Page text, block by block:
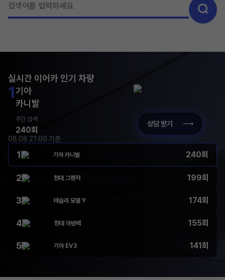
검색어를 입력하세요
실시간 이어카 인기 차량
1기아
카니발
주간 검색
240회
상담 받기
08.08 21:00 기준
1 기아 카니발 240회
2 현대 그랜저 199회
3 테슬라 모델 Y 174회
4 현대 아반떼 155회
5 기아 EV3 141회